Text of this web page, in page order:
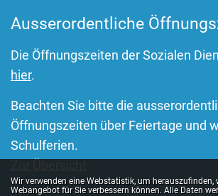
Ausserordentliche
Die Öffnungszeiten der Sozialen
hier.
Beachten Sie bitte die
Öffnungszeiten über Feiertage und
Schulferien.
Webstatistik
Wir verwenden eine Webstatistik, um herauszufinden,
Webangebot für Sie verbessern können. Alle Daten